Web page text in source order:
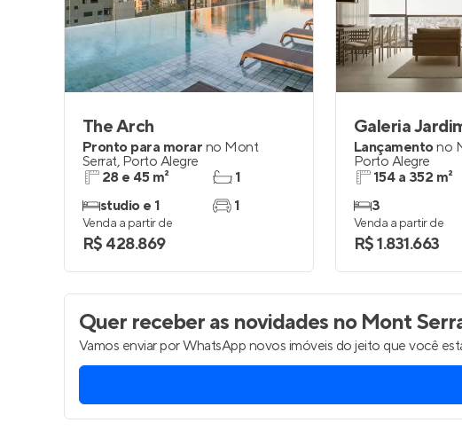
Entrar no Painel de
The Arch
Pronto para morar no Mont
Serrat, Porto Alegre
28 e 45 m²
studio e 1
1
1
Venda a partir de
R$ 428.869
Galeria
Lançamentono
Porto Alegre
154 a 352 m²
3
Venda a partir de
R$ 1.831.663
Quer receber as novidades no Mont
Vamos enviar por WhatsApp novos imóveis do jeito que você